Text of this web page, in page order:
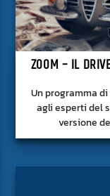
ZOOM – IL
Un programma
agli esperti del
versione